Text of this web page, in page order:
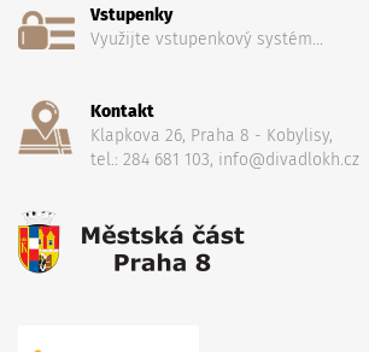
Vstupenky
Využijte vstupenkový systém...
Kontakt
Klapkova 26, Praha 8 - Kobylisy,
tel.: 284 681 103, info@divadlokh.cz